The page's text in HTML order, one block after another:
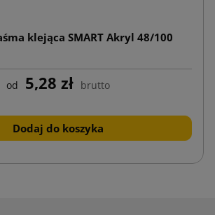
klejąca SMART Akryl 48/100
od 5,28 zł brutto
Dodaj do koszyka